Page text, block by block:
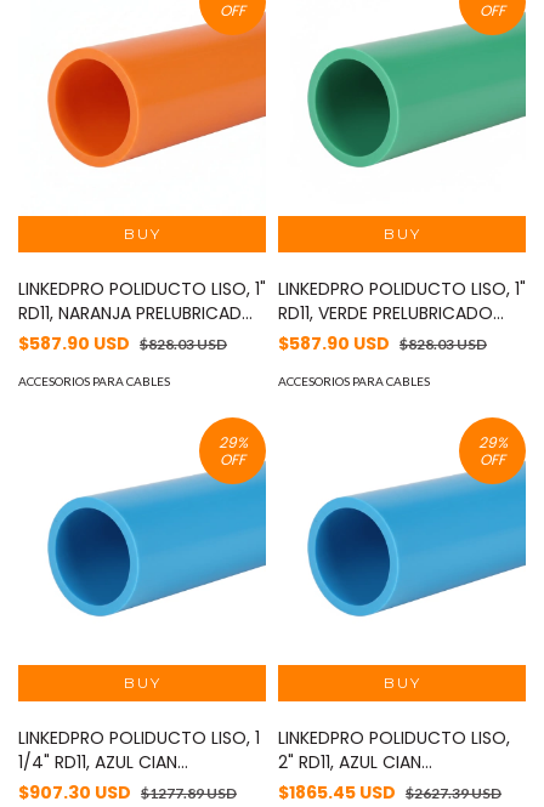
OFF
LINKEDPRO POLIDUCTO LISO, 1"
RD11, NARANJA PRELUBRICADO
200 METROS MOD: LP-11-
$587.90 USD $828.03 USD
ACCESORIOS PARA CABLES
OFF
LINKEDPRO POLIDUCTO LISO, 1"
RD11, VERDE PRELUBRICADO
200 METROS MOD: LP-11-
$587.90 USD $828.03 USD
ACCESORIOS PARA CABLES
29%
OFF
LINKEDPRO POLIDUCTO LISO, 1
1/4" RD11, AZUL CIAN
PRELUBRICADO 200 METROS
$907.30 USD $1277.89 USD
29%
OFF
LINKEDPRO POLIDUCTO LISO,
2" RD11, AZUL CIAN
PRELUBRICADO 200 METROS
$1865.45 USD $2627.39 USD